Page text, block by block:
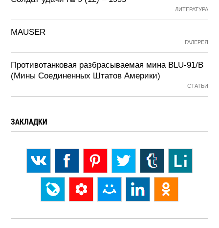
ЛИТЕРАТУРА
MAUSER
ГАЛЕРЕЯ
Противотанковая разбрасываемая мина BLU-91/B
(Мины Соединенных Штатов Америки)
СТАТЬИ
ЗАКЛАДКИ